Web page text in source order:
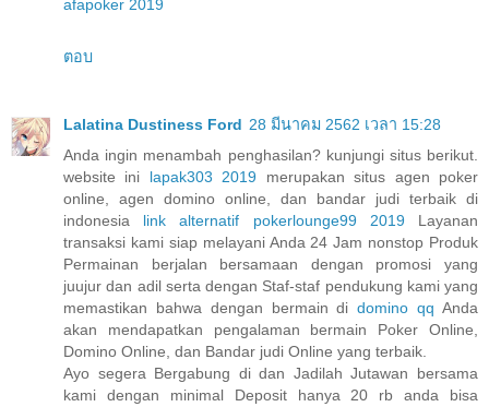
afapoker 2019
ตอบ
Lalatina Dustiness Ford 28 มีนาคม 2562 เวลา 15:28
Anda ingin menambah penghasilan? kunjungi situs berikut.
website ini lapak303 2019 merupakan situs agen poker
online, agen domino online, dan bandar judi terbaik di
indonesia link alternatif pokerlounge99 2019Layanan
transaksi kami siap melayani Anda 24 Jam nonstop Produk
Permainan berjalan bersamaan dengan promosi yang
juujur dan adil serta dengan Staf-staf pendukung kami yang
memastikan bahwa dengan bermain didomino qq Anda
akan mendapatkan pengalaman bermain Poker Online,
Domino Online, dan Bandar judi Online yang terbaik.
Ayo segera Bergabung di dan Jadilah Jutawan bersama
kami dengan minimal Deposit hanya 20 rb anda bisa